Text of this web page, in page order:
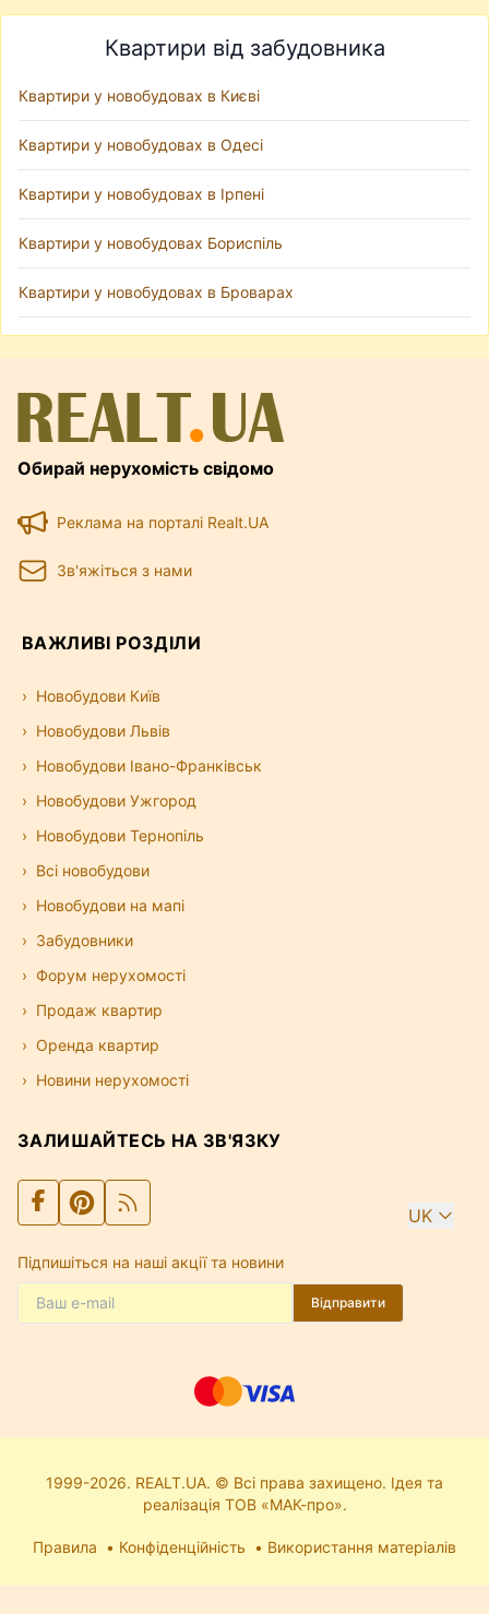
Квартири від забудовника
Квартири у новобудовах в Києві
Квартири у новобудовах в Одесі
Квартири у новобудовах в Ірпені
Квартири у новобудовах Бориспіль
Квартири у новобудовах в Броварах
Обирай нерухомість свідомо
Реклама на порталі Realt.UA
Зв'яжіться з нами
ВАЖЛИВІ РОЗДІЛИ
Новобудови Київ
Новобудови Львів
Новобудови Івано-Франківськ
Новобудови Ужгород
Новобудови Тернопіль
Всі новобудови
Новобудови на мапі
Забудовники
Форум нерухомості
Продаж квартир
Оренда квартир
Новини нерухомості
ЗАЛИШАЙТЕСЬ НА ЗВ'ЯЗКУ
UK
Підпишіться на наші акції та новини
Відправити
1999-2026. REALT.UA. © Всі права захищено. Ідея та
реалізація ТОВ «МАК-про».
Правила Конфіденційність Використання матеріалів